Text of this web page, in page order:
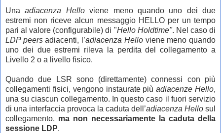
Unaadiacenza Helloviene meno quando uno dei due
estremi non riceve alcun messaggio HELLO per un tempo
pari al valore (configurabile) di "Hello Holdtime". Nel caso di
LDP peersadiacenti, l’adiacenza Helloviene meno quando
uno dei due estremi rileva la perdita del collegamento a
Livello 2 o a livello fisico.
Quando due LSR sono (direttamente) connessi con più
collegamenti fisici, vengono instaurate piùadiacenze Hello,
una su ciascun collegamento. In questo caso il fuori servizio
di una interfaccia provoca la caduta dell’adiacenza Hello sul
collegamento, ma non necessariamente la caduta della
sessione LDP.